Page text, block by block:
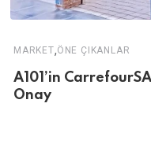
MARKET,ÖNE ÇIKANLAR
A101’in
Onay